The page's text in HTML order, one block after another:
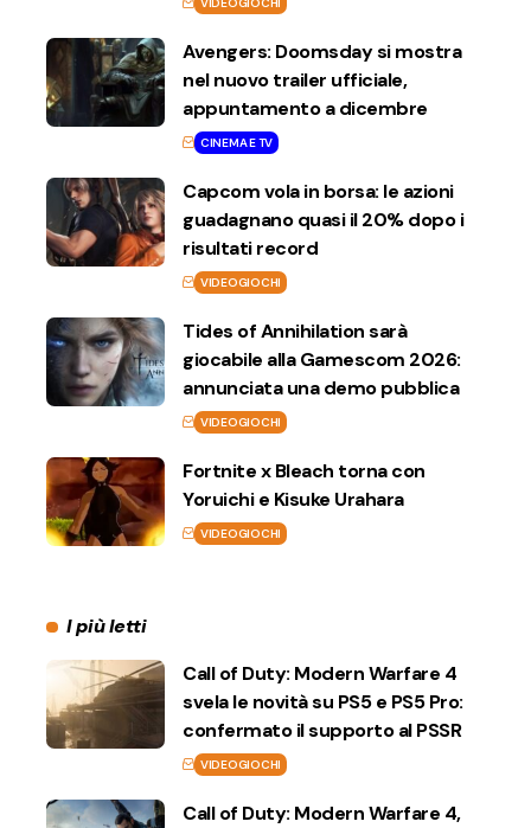
VIDEOGIOCHI
Avengers: Doomsday si mostra
nel nuovo trailer ufficiale,
appuntamento a dicembre
CINEMA E TV
Capcom vola in borsa: le azioni
guadagnano quasi il 20% dopo i
risultati record
VIDEOGIOCHI
Tides of Annihilation sarà
giocabile alla Gamescom 2026:
annunciata una demo pubblica
VIDEOGIOCHI
Fortnite x Bleach torna con
Yoruichi e Kisuke Urahara
VIDEOGIOCHI
I più letti
Call of Duty: Modern Warfare 4
svela le novità su PS5 e PS5 Pro:
confermato il supporto al PSSR
VIDEOGIOCHI
Call of Duty: Modern Warfare 4,